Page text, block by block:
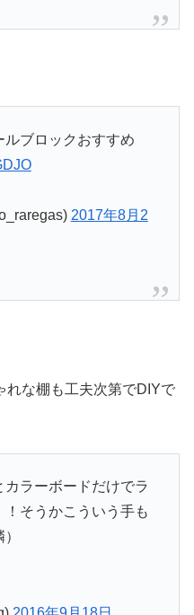
ブロックおすすめ
2017年8月2
れな棚も工夫次第でDIYで
ラーボードだけでラ
そうかこういう手も